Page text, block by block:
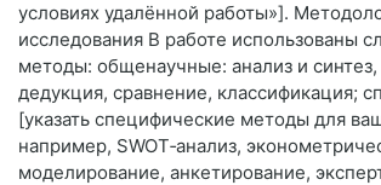
условиях удалённой работы»].
исследования В работе использованы
методы: общенаучные: анализ и
дедукция, сравнение, классификация;
[указать специфические методы для
например, SWOT‑анализ,
моделирование, анкетирование,